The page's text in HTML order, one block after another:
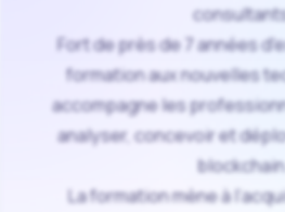
Fort de près de 7 années
formation aux nouvelles
accompagne les
analyser, concevoir et
blockchain.
La formation mène à